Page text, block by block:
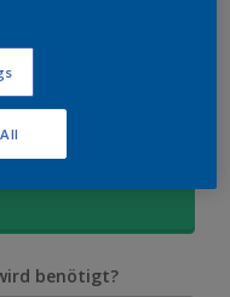
wird's warm ums Herz.
einer Farbe verfügbar
benötigt?